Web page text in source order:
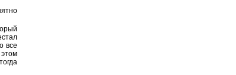
все